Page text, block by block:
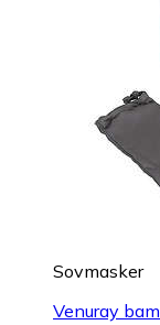
Sovmasker
Venuray